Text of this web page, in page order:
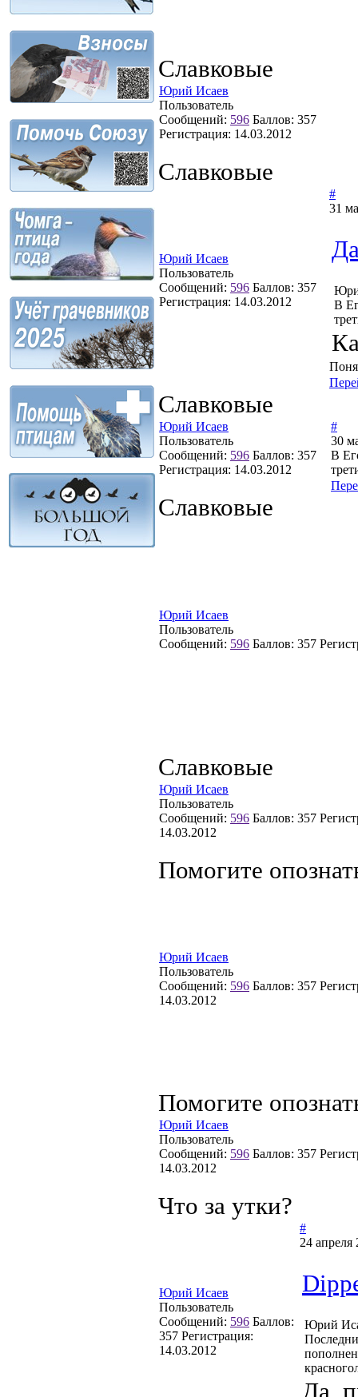
Славковые
Юрий Исаев
Пользователь
Сообщений: 596 Баллов: 357
Регистрация: 14.03.2012
Славковые
Юрий Исаев
Пользователь
Сообщений: 596 Баллов: 357
Регистрация: 14.03.2012
#
31
В
Славковые
Юрий Исаев
Пользователь
Сообщений: 596 Баллов: 357
Регистрация: 14.03.2012
#
30
В
Славковые
Юрий Исаев
Пользователь
Сообщений: 596 Баллов: 357
Славковые
Юрий Исаев
Пользователь
Сообщений: 596 Баллов: 357
14.03.2012
Помогите
Юрий Исаев
Пользователь
Сообщений: 596 Баллов: 357
14.03.2012
Помогите
Юрий Исаев
Пользователь
Сообщений: 596 Баллов: 357
14.03.2012
Что за утки?
Юрий Исаев
Пользователь
Сообщений: 596 Баллов:
357 Регистрация:
14.03.2012
#
24 апреля
Юрий
Да,